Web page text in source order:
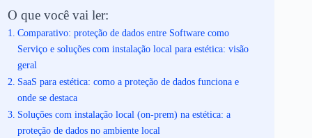
O que você vai ler:
Comparativo: proteção de dados entre Software como
Serviço e soluções com instalação local para estética: visão
geral
SaaS para estética: como a proteção de dados funciona e
onde se destaca
Soluções com instalação local (on-prem) na estética: a
proteção de dados no ambiente local